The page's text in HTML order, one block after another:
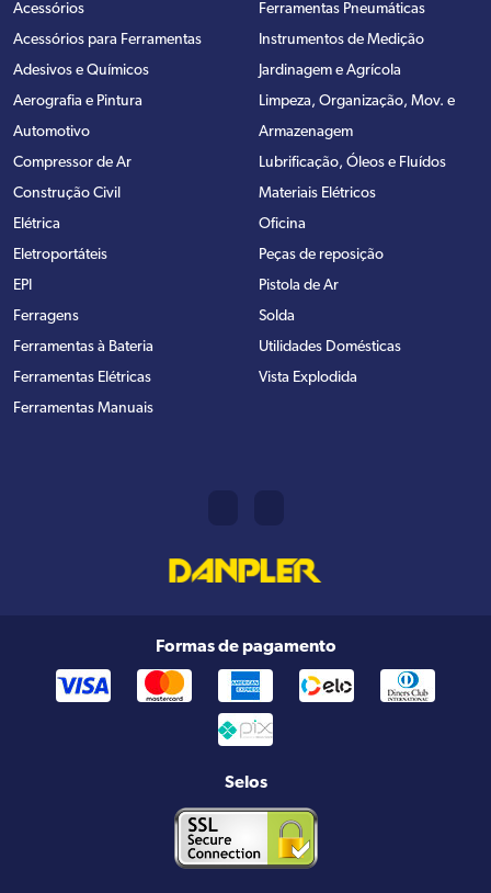
Acessórios
Acessórios para Ferramentas
Adesivos e Químicos
Aerografia e Pintura
Automotivo
Compressor de Ar
Construção Civil
Elétrica
Eletroportáteis
EPI
Ferragens
Ferramentas à Bateria
Ferramentas Elétricas
Ferramentas Manuais
Ferramentas Pneumáticas
Instrumentos de Medição
Jardinagem e Agrícola
Limpeza, Organização, Mov. e
Armazenagem
Lubrificação, Óleos e Fluídos
Materiais Elétricos
Oficina
Peças de reposição
Pistola de Ar
Solda
Utilidades Domésticas
Vista Explodida
Formas de pagamento
Selos